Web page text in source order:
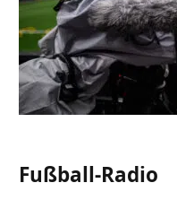
Fußball-Radio